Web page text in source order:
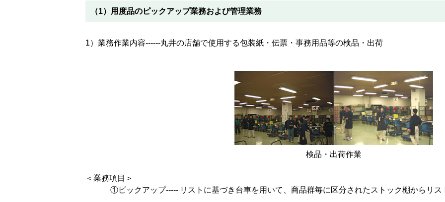
（1）用度品のピックアップ業務および管理業務
1）業務作業内容------丸井の店舗で使用する包装紙・伝票・事務用品等の検品・出荷
検品・出荷作業
＜業務項目＞
①ピックアップ----- リストに基づき台車を用いて、商品群毎に区分されたストック棚からリ